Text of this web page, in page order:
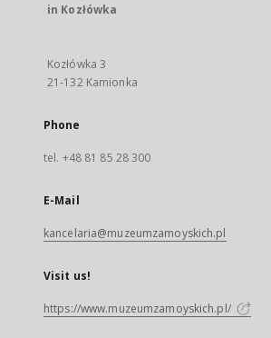
in Kozłówka
Kozłówka 3
21-132 Kamionka
Phone
tel. +48 81 85 28 300
E-Mail
kancelaria@muzeumzamoyskich.pl
Visit us!
https://www.muzeumzamoyskich.pl/